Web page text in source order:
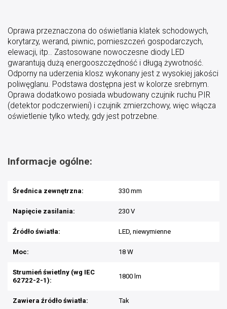
Oprawa przeznaczona do oświetlania klatek schodowych,
korytarzy, werand, piwnic, pomieszczeń gospodarczych,
elewacji, itp.. Zastosowane nowoczesne diody LED
gwarantują dużą energooszczędność i długą żywotność.
Odporny na uderzenia klosz wykonany jest z wysokiej jakości
poliwęglanu. Podstawa dostępna jest w kolorze srebrnym.
Oprawa dodatkowo posiada wbudowany czujnik ruchu PIR
(detektor podczerwieni) i czujnik zmierzchowy, więc włącza
oświetlenie tylko wtedy, gdy jest potrzebne.
Informacje ogólne:
Średnica zewnętrzna: 330 mm
Napięcie zasilania: 230 V
Źródło światła: LED, niewymienne
Moc: 18 W
Strumień świetlny (wg IEC
62722-2-1):
1800 lm
Zawiera źródło światła: Tak